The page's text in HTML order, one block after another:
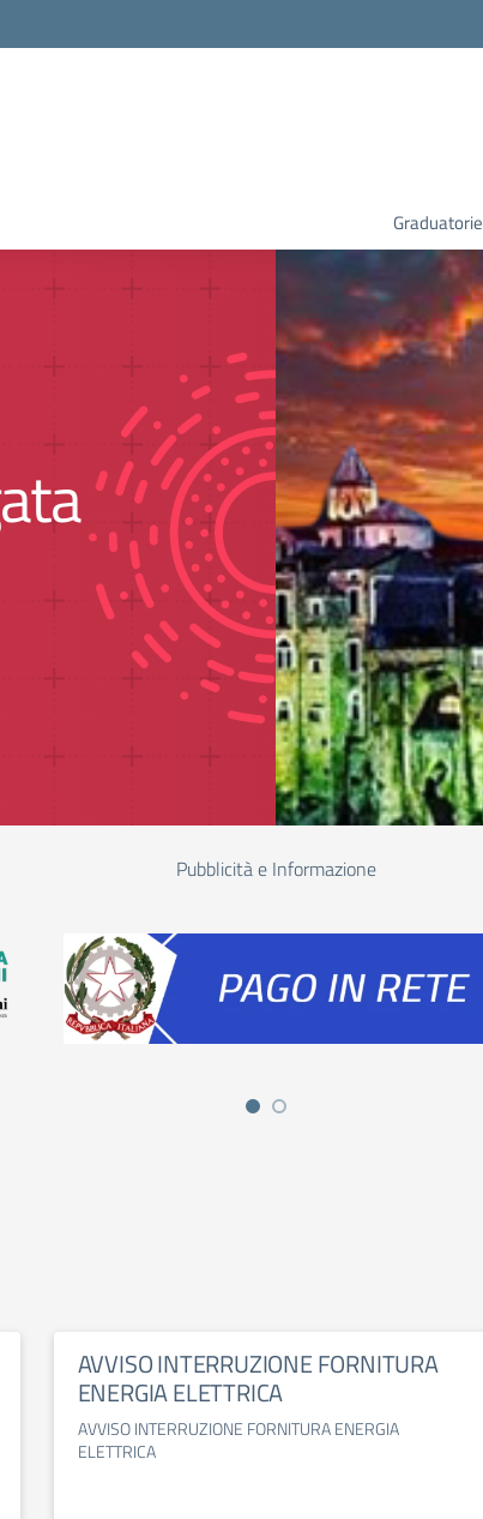
Graduatorie
Pubblicità e Informazione
AVVISO INTERRUZIONE FORNITURA
ENERGIA ELETTRICA
AVVISO INTERRUZIONE FORNITURA ENERGIA
ELETTRICA